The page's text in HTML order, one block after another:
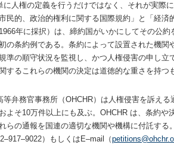
人権の定義を行うだけではなく、それが実際
民的、政治的権利に関する国際規約」と「経済
年に採択）は、締約国がいかにしてその公約
の条約例である。条約によって設置された機関
準の順守状況を監視し、かつ人権侵害の申し立
するこれらの機関の決定は道徳的な重さを持つ
弁務官事務所（OHCHR）は人権侵害を訴える
よそ10万件以上にも及ぶ。OHCHR は、条約や
らの通報を国連の適切な機関や機構に付託する
）もしくはE‒mail（